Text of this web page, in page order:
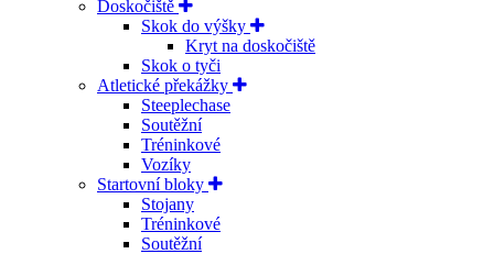
Doskočiště
Skok do výšky
Kryt na doskočiště
Skok o tyči
Atletické překážky
Steeplechase
Soutěžní
Tréninkové
Vozíky
Startovní bloky
Stojany
Tréninkové
Soutěžní